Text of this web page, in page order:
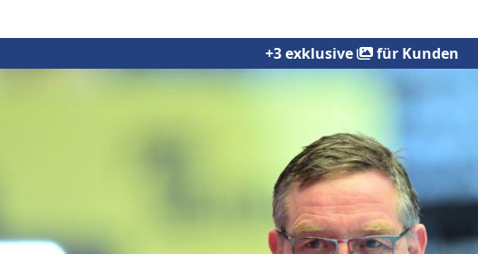
+3 exklusive für Kunden